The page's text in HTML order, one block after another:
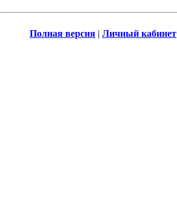
Полная версия | Личный кабинет